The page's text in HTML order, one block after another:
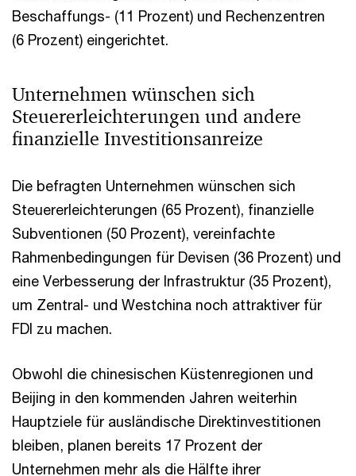
Beschaffungs- (11 Prozent) und Rechenzentren
(6 Prozent) eingerichtet.
Unternehmen wünschen sich
Steuererleichterungen und andere
finanzielle Investitionsanreize
Die befragten Unternehmen wünschen sich
Steuererleichterungen (65 Prozent), finanzielle
Subventionen (50 Prozent), vereinfachte
Rahmenbedingungen für Devisen (36 Prozent) und
eine Verbesserung der Infrastruktur (35 Prozent),
um Zentral- und Westchina noch attraktiver für
FDI zu machen.
Obwohl die chinesischen Küstenregionen und
Beijing in den kommenden Jahren weiterhin
Hauptziele für ausländische Direktinvestitionen
bleiben, planen bereits 17 Prozent der
Unternehmen mehr als die Hälfte ihrer